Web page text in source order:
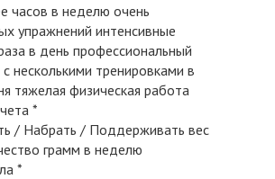
часов в неделю очень
упражнений интенсивные
в день профессиональный
несколькими тренировками в
тяжелая физическая работа
*
/ Набрать / Поддерживать вес
грамм в неделю
*